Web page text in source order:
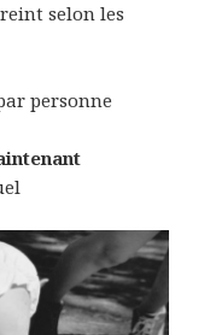
selon les
personne